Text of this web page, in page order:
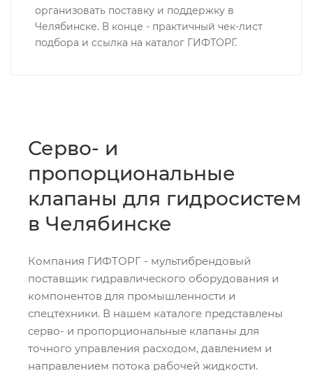
организовать поставку и поддержку в
Челябинске. В конце - практичный чек-лист
подбора и ссылка на каталог ГИФТОРГ.
Серво- и
пропорциональные
клапаны для гидросистем
в Челябинске
Компания ГИФТОРГ - мультибрендовый
поставщик гидравлического оборудования и
компонентов для промышленности и
спецтехники. В нашем каталоге представлены
серво- и пропорциональные клапаны для
точного управления расходом, давлением и
направлением потока рабочей жидкости.